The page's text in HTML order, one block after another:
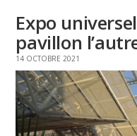
Expo
pavillon
14 OCTOBRE 2021